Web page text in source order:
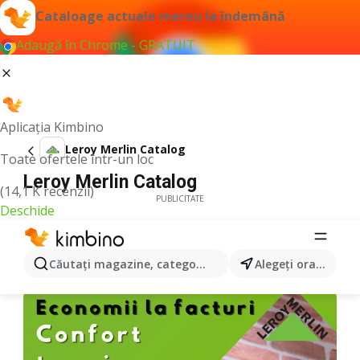
Cataloage actuale mereu la îndemână
Adaugă în Chrome - GRATUIT
Aplicația Kimbino
Toate ofertele într-un loc
(14,1 K recenzii)
Deschide
Căutaţi magazine, categorii, produse... Alegeţi oraşul
Leroy Merlin Catalog
Leroy Merlin Catalog
PUBLICITATE